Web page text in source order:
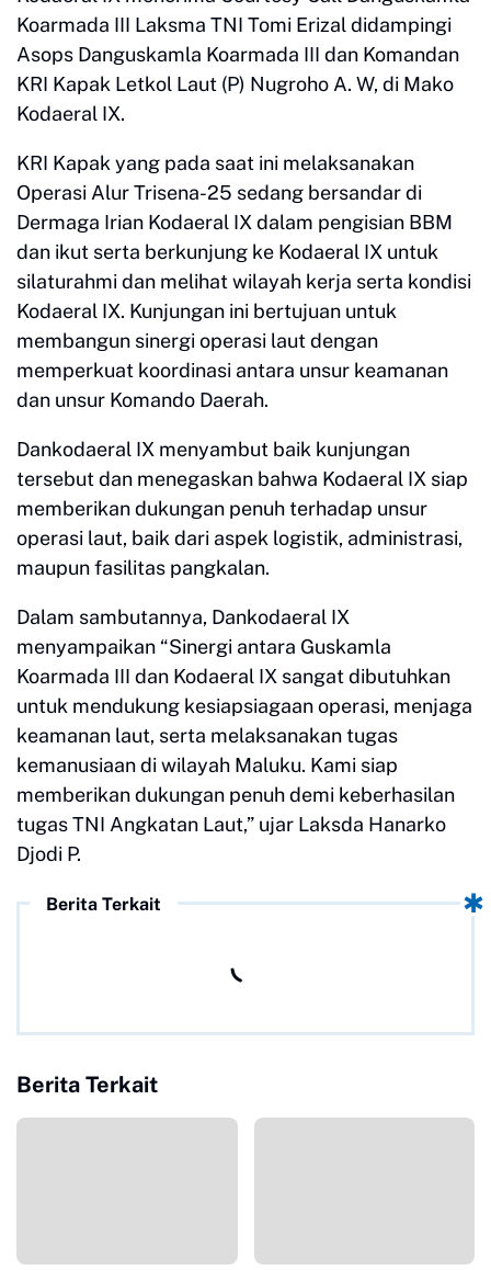
Koarmada III Laksma TNI Tomi Erizal didampingi
Asops Danguskamla Koarmada III dan Komandan
KRI Kapak Letkol Laut (P) Nugroho A. W, di Mako
Kodaeral IX.
KRI Kapak yang pada saat ini melaksanakan
Operasi Alur Trisena-25 sedang bersandar di
Dermaga Irian Kodaeral IX dalam pengisian BBM
dan ikut serta berkunjung ke Kodaeral IX untuk
silaturahmi dan melihat wilayah kerja serta kondisi
Kodaeral IX. Kunjungan ini bertujuan untuk
membangun sinergi operasi laut dengan
memperkuat koordinasi antara unsur keamanan
dan unsur Komando Daerah.
Dankodaeral IX menyambut baik kunjungan
tersebut dan menegaskan bahwa Kodaeral IX siap
memberikan dukungan penuh terhadap unsur
operasi laut, baik dari aspek logistik, administrasi,
maupun fasilitas pangkalan.
Dalam sambutannya, Dankodaeral IX
menyampaikan “Sinergi antara Guskamla
Koarmada III dan Kodaeral IX sangat dibutuhkan
untuk mendukung kesiapsiagaan operasi, menjaga
keamanan laut, serta melaksanakan tugas
kemanusiaan di wilayah Maluku. Kami siap
memberikan dukungan penuh demi keberhasilan
tugas TNI Angkatan Laut,” ujar Laksda Hanarko
Djodi P.
Berita Terkait
Berita Terkait